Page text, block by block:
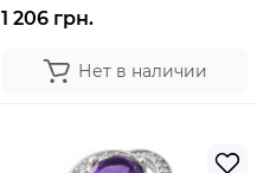
1 206 грн.
Нет в наличии